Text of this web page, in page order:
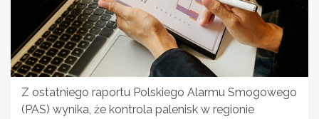
Z ostatniego raportu Polskiego Alarmu Smogowego
(PAS) wynika, że kontrola palenisk w regionie